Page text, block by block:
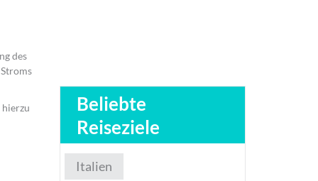
des
Beliebte
Reiseziele
Italien